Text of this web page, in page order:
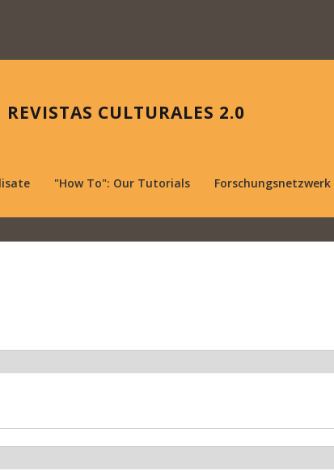
REVISTAS CULTURALES 2.0
"How To": Our Tutorials Forschungsnetzwerk